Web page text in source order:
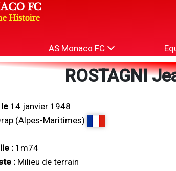
AS Monaco FC
ROSTAGNI
14 janvier 1948
(Alpes-Maritimes)
: 1m74
: Milieu de terrain